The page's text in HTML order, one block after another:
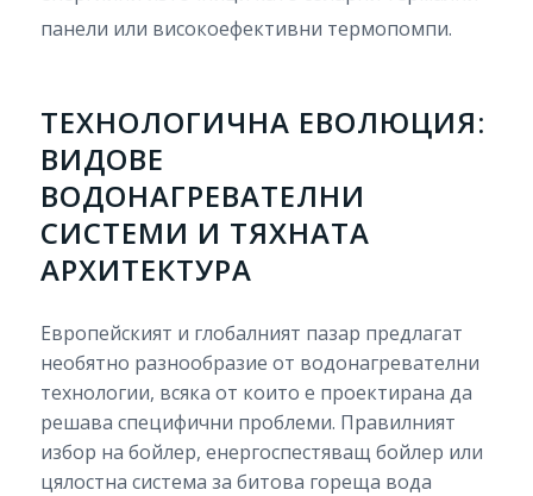
панели или високоефективни термопомпи.
ТЕХНОЛОГИЧНА ЕВОЛЮЦИЯ:
ВИДОВЕ
ВОДОНАГРЕВАТЕЛНИ
СИСТЕМИ И ТЯХНАТА
АРХИТЕКТУРА
Европейският и глобалният пазар предлагат
необятно разнообразие от водонагревателни
технологии, всяка от които е проектирана да
решава специфични проблеми. Правилният
избор на бойлер, енергоспестяващ бойлер или
цялостна система за битова гореща вода